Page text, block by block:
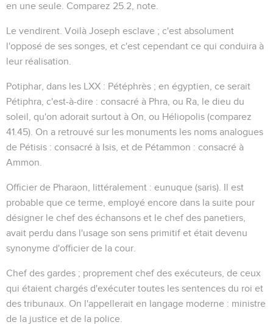
en une seule. Comparez 25.2 , note.
Le vendirent . Voilà Joseph esclave ; c'est absolument
l'opposé de ses songes, et c'est cependant ce qui conduira à
leur réalisation.
Potiphar , dans les LXX : Pétéphrès ; en égyptien, ce serait
Pétiphra , c'est-à-dire : consacré à Phra, ou Ra, le dieu du
soleil, qu'on adorait surtout à On, ou Héliopolis (comparez
41.45). On a retrouvé sur les monuments les noms analogues
de Pétisis : consacré à Isis, et de Pétammon : consacré à
Ammon.
Officier de Pharaon , littéralement : eunuque (saris). Il est
probable que ce terme, employé encore dans la suite pour
désigner le chef des échansons et le chef des panetiers,
avait perdu dans l'usage son sens primitif et était devenu
synonyme d'officier de la cour.
Chef des gardes ; proprement chef des exécuteurs, de ceux
qui étaient chargés d'exécuter toutes les sentences du roi et
des tribunaux. On l'appellerait en langage moderne : ministre
de la justice et de la police.